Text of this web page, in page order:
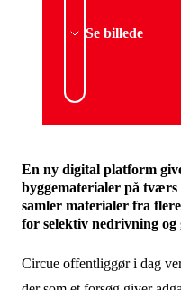
Se billede
En ny digital platform
byggematerialer på
samler materialer fra
for selektiv nedrivning og
Circue offentliggør i dag